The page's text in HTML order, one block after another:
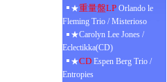
★重量盤LP Orlando le
Fleming Trio / Misterioso
★Carolyn Lee Jones /
Eclectikka(CD)
★CD Espen Berg Trio /
Entropies